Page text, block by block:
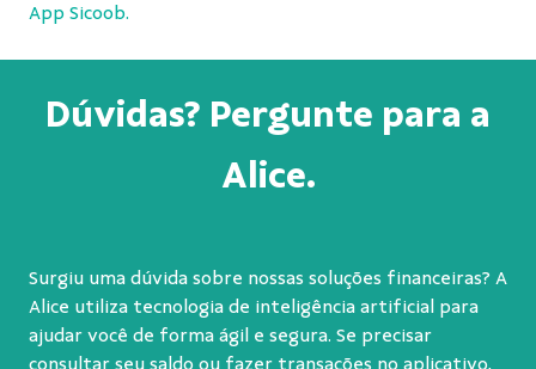
App Sicoob.
Dúvidas? Pergunte para a
Alice.
Surgiu uma dúvida sobre nossas soluções financeiras? A
Alice utiliza tecnologia de inteligência artificial para
ajudar você de forma ágil e segura. Se precisar
consultar seu saldo ou fazer transações no aplicativo,